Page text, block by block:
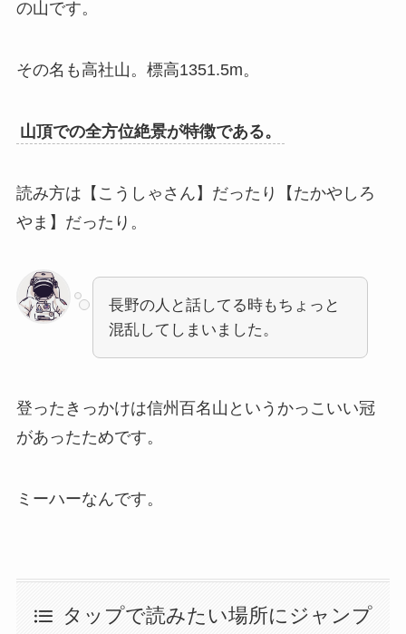
の山です。
その名も高社山。標高1351.5m。
山頂での全方位絶景が特徴である。
読み方は【こうしゃさん】だったり【たかやしろ
やま】だったり。
長野の人と話してる時もちょっと
混乱してしまいました。
登ったきっかけは信州百名山というかっこいい冠
があったためです。
ミーハーなんです。
タップで読みたい場所にジャンプ